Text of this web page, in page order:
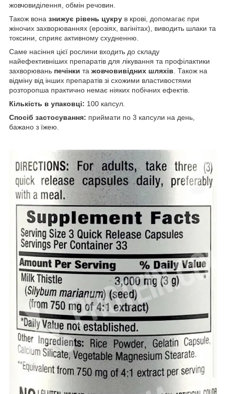
жовчовиділення, обмін речовин.
Також вона знижує рівень цукру в крові, допомагає при
жіночих захворюваннях (ерозіях, вагінітах), виводить шлаки та
токсини, сприяє активному схудненню.
Саме насіння цієї рослини входить до складу
найефективніших препаратів для лікування та профілактики
захворювань печінки та жовчовивідних шляхів . Також на
відміну від інших препаратів зі схожими властивостями
розторопша практично немає ніяких побічних ефектів.
Кількість в упаковці: 100 капсул.
Спосіб застосування: приймати по 3 капсули на день,
бажано з їжею.